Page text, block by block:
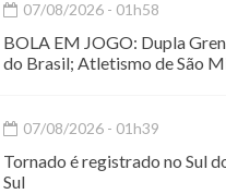
07/08/2026 - 01h58
BOLA EM JOGO: Dupla
do Brasil; Atletismo de São
07/08/2026 - 01h39
Tornado é registrado no Sul
Sul